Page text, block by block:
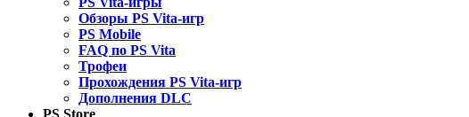
Обзоры PS Vita-игр
PS Mobile
FAQ по PS Vita
Трофеи
Прохождения PS Vita-игр
Дополнения DLC